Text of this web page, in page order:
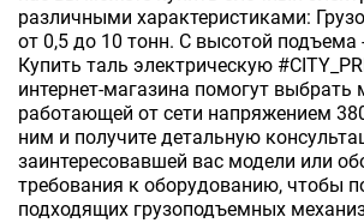
различными характеристиками:
от 0,5 до 10 тонн. С высотой подъема
Купить таль электрическую
интернет-магазина помогут выбрать
работающей от сети напряжением
ним и получите детальную
заинтересовавшей вас модели или
требования к оборудованию, чтобы
подходящих грузоподъемных